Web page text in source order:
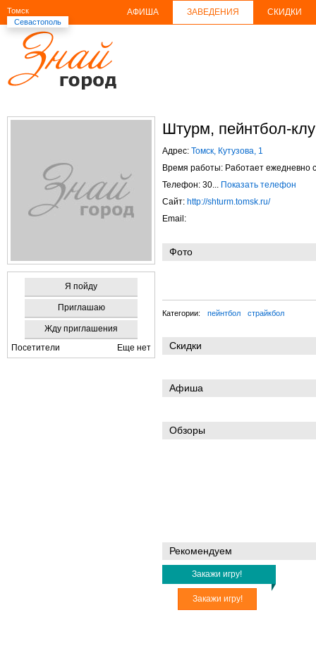
Томск
Севастополь
АФИША ЗАВЕДЕНИЯ СКИДКИ
Я пойду
Приглашаю
Жду приглашения
Посетители
Еще нет
Штурм, пейнтбол-
Адрес: Томск, Кутузова, 1
Время работы: Работает ежедневно
Телефон: 30... Показать телефон
Сайт: http://shturm.tomsk.ru/
Email:
Фото
Категории: пейнтбол страйкбол
Скидки
Афиша
Обзоры
Рекомендуем
Закажи игру!
Закажи игру!